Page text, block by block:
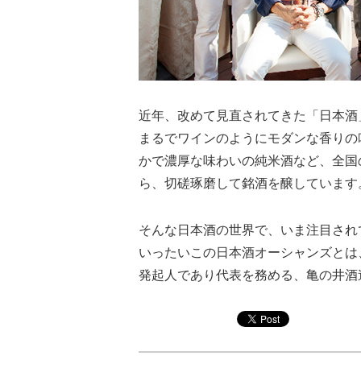
近年、改めて見直されてきた「日本
まるでワインのようにモダンな香り
かで濃厚な味わいの純米酒など、全
ら、切磋琢磨して銘酒を醸しています
そんな日本酒の世界で、いま注目さ
いったいこの日本酒オーシャンズと
発起人であり代表を務める、亀の井